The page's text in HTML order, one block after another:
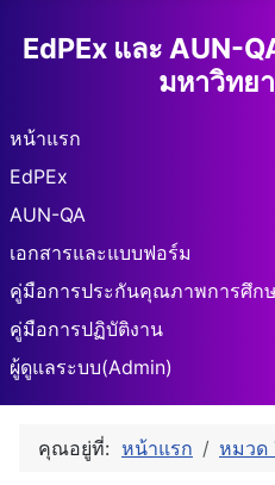
EdPEx และ AUN-
มหาวิทย
หน้าแรก
EdPEx
AUN-QA
เอกสารและแบบฟอร์ม
คู่มือการประกันคุณภาพการศึก
คู่มือการปฏิบัติงาน
ผู้ดูแลระบบ(Admin)
คุณอยู่ที่: หน้าแรก หมวด